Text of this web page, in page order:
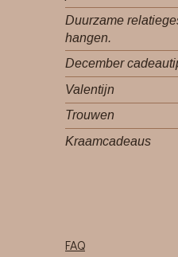
Duurzame
hangen.
December
Valentijn
Trouwen
Kraamcadeaus
FAQ